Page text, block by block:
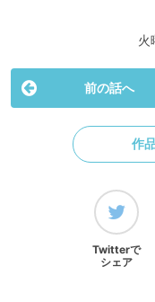
火
前の話へ
作
Twitterで
シェア